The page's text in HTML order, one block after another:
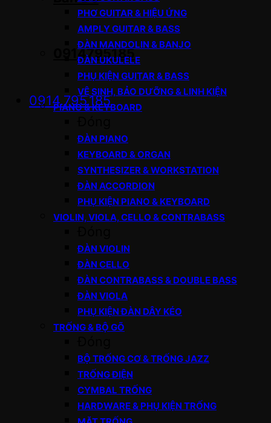
0914795185
0914.795.185
PHƠ GUITAR & HIỆU ỨNG
AMPLY GUITAR & BASS
ĐÀN MANDOLIN & BANJO
ĐÀN UKULELE
PHỤ KIỆN GUITAR & BASS
VỆ SINH, BẢO DƯỠNG & LINH KIỆN
PIANO & KEYBOARD
ĐÀN PIANO
KEYBOARD & ORGAN
SYNTHESIZER & WORKSTATION
ĐÀN ACCORDION
PHỤ KIỆN PIANO & KEYBOARD
VIOLIN, VIOLA, CELLO & CONTRABASS
ĐÀN VIOLIN
ĐÀN CELLO
ĐÀN CONTRABASS & DOUBLE BASS
ĐÀN VIOLA
PHỤ KIỆN ĐÀN DÂY KÉO
TRỐNG & BỘ GÕ
BỘ TRỐNG CƠ & TRỐNG JAZZ
TRỐNG ĐIỆN
CYMBAL TRỐNG
HARDWARE & PHỤ KIỆN TRỐNG